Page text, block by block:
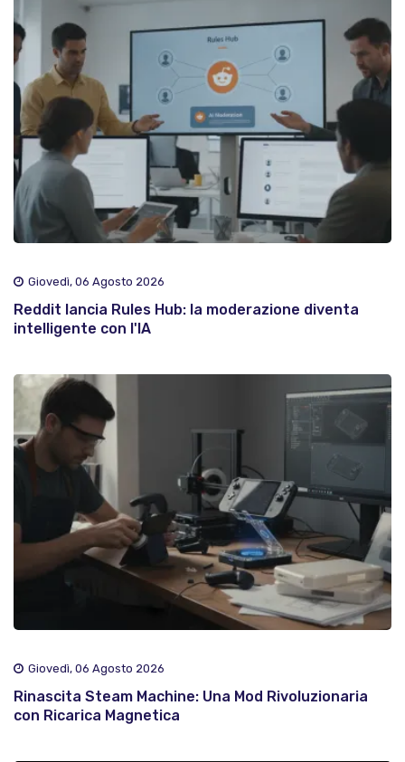
Giovedì, 06 Agosto 2026
Reddit lancia Rules Hub: la moderazione diventa
intelligente con l'IA
Giovedì, 06 Agosto 2026
Rinascita Steam Machine: Una Mod Rivoluzionaria
con Ricarica Magnetica